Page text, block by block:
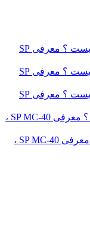
مینی لودر سنوپارس چیست ؟ معرفی SP
مینی لودر سنوپارس چیست ؟ معرفی SP
مینی لودر سنوپارس چیست ؟ معرفی SP
مینی لودر سنوپارس چیست ؟ معرفی SP MC-40 ،
مینی لودر سنوپارس چیست ؟ معرفی SP MC-40 ،